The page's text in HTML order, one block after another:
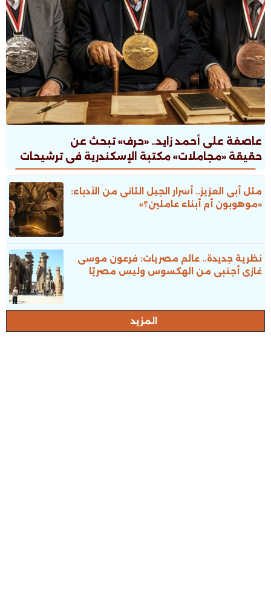
عاصفة على أحمد زايد.. «حرف» تبحث عن
حقيقة «مجاملات» مكتبة الإسكندرية فى ترشيحات
جوائز الدولة
مثل أبى العزيز.. أسرار الجيل الثانى من الأدباء:
«موهوبون أم أبناء عاملين؟»
نظرية جديدة.. عالم مصريات: فرعون موسى
غازى أجنبى من الهكسوس وليس مصريًا
المزيد